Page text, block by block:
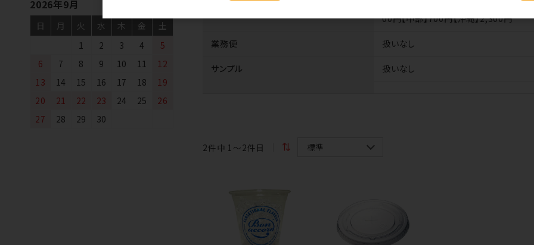
：【北海道・九州】1,000円【北東北
00円【中部】700円【沖縄】2,300円
業務便 扱いなし
サンプル 扱いなし
2件中 1〜2件目
2026年9月
日 月 火 水 木 金
土
1
2 3 4
5
6
7 8 9 10 11
12
13
14 15 16 17 18
19
20
21 22 23 24 25
26
27
28 29 30